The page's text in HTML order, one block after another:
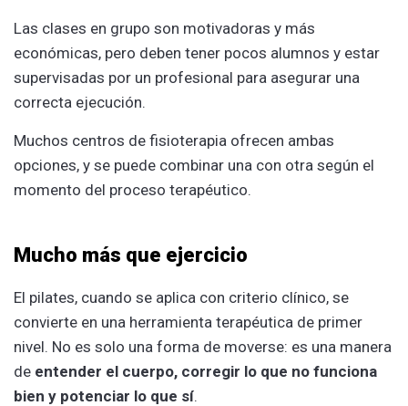
Las clases en grupo son motivadoras y más
económicas, pero deben tener pocos alumnos y estar
supervisadas por un profesional para asegurar una
correcta ejecución.
Muchos centros de fisioterapia ofrecen ambas
opciones, y se puede combinar una con otra según el
momento del proceso terapéutico.
Mucho más que ejercicio
El pilates, cuando se aplica con criterio clínico, se
convierte en una herramienta terapéutica de primer
nivel. No es solo una forma de moverse: es una manera
de entender el cuerpo, corregir lo que no funciona
bien y potenciar lo que sí.